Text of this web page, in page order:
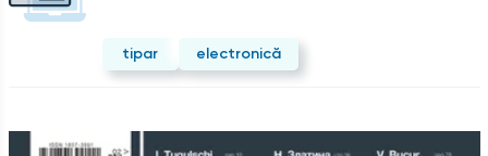
tipar electronică